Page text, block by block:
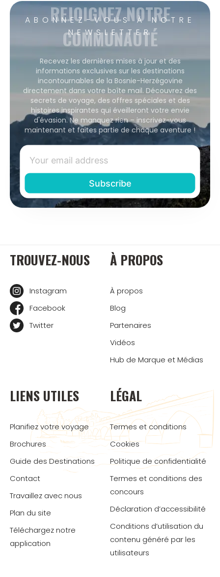
ABONNEZ-VOUS À NOTRE
NEWSLETTER
REJOIGNEZ NOTRE
COMMUNAUTÉ
Recevez les dernières mises à jour et des
informations exclusives sur les destinations
incontournables de la Bosnie-Herzégovine
directement dans votre boîte mail. Découvrez des
secrets de voyage, des offres spéciales et des
histoires inspirantes qui éveilleront votre envie
d'évasion. Ne manquez rien – inscrivez-vous
maintenant et faites partie de chaque aventure !
TROUVEZ-NOUS
Instagram
Facebook
Twitter
À PROPOS
À propos
Blog
Partenaires
Vidéos
Hub de Marque et Médias
LIENS UTILES
Planifiez votre voyage
Brochures
Guide des Destinations
Contact
Travaillez avec nous
Plan du site
Téléchargez notre
application
LÉGAL
Termes et conditions
Cookies
Politique de confidentialité
Termes et conditions des
concours
Déclaration d’accessibilité
Conditions d’utilisation du
contenu généré par les
utilisateurs